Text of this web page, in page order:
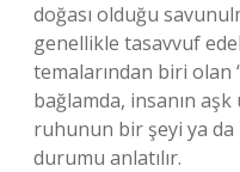
doğası olduğu
genellikle tasavvuf
temalarından biri olan
bağlamda, insanın
ruhunun bir şeyi ya
durumu anlatılır.